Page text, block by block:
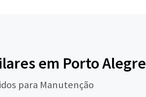
em Porto Alegre
para Manutenção